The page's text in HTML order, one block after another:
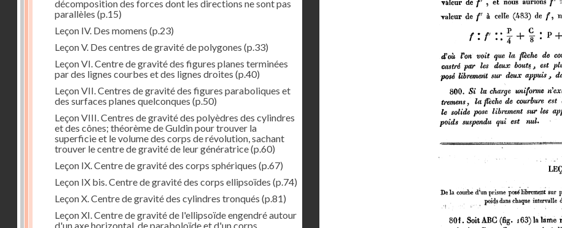
décomposition des forces dont les directions ne sont pas
parallèles (p.15)
Leçon IV. Des momens (p.23)
Leçon V. Des centres de gravité de polygones (p.33)
Leçon VI. Centre de gravité des figures planes terminées
par des lignes courbes et des lignes droites (p.40)
Leçon VII. Centres de gravité des figures paraboliques et
des surfaces planes quelconques (p.50)
Leçon VIII. Centres de gravité des polyèdres des cylindres
et des cônes; théorème de Guldin pour trouver la
superficie et le volume des corps de révolution, sachant
trouver le centre de gravité de leur génératrice(p.60)
Leçon IX. Centre de gravité des corps sphériques (p.67)
Leçon IX bis. Centre de gravité des corps ellipsoïdes (p.74)
Leçon X. Centre de gravité des cylindres tronqués (p.81)
Leçon XI. Centre de gravité de l'ellipsoïde engendré autour
d'un axe horizontal, de paraboloïde et d'un corps